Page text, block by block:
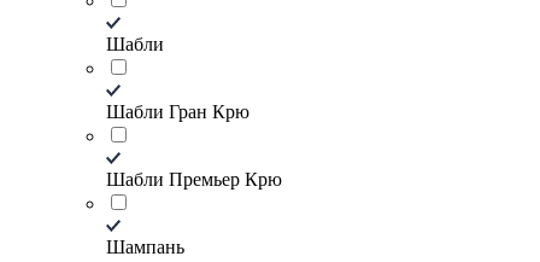
Шабли
Шабли Гран Крю
Шабли Премьер Крю
Шампань